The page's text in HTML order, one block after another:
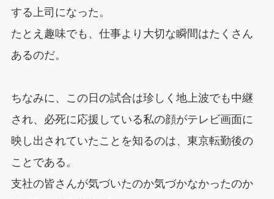
する上司になった。
たとえ趣味でも、仕事より大切な瞬間はたくさん
あるのだ。
ちなみに、この日の試合は珍しく地上波でも中継
され、必死に応援している私の顔がテレビ画面に
映し出されていたことを知るのは、東京転勤後の
ことである。
支社の皆さんが気づいたのか気づかなかったのか